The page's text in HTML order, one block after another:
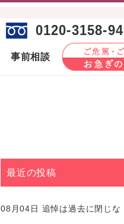
0120-3158-94
事前相談
最近の投稿
08月04日 追悼は過去に閉じな